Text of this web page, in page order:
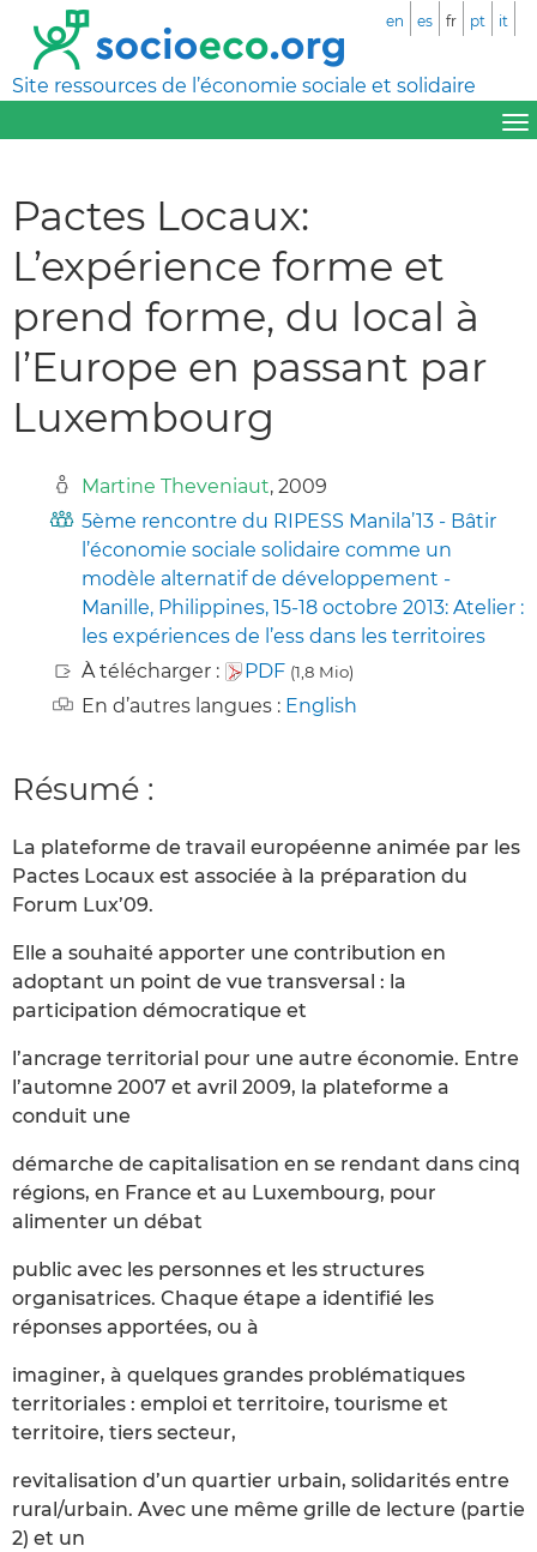
Site ressources de l’économie sociale et solidaire
en es fr pt it
Pactes Locaux:
L’expérience forme et
prend forme, du local à
l’Europe en passant par
Luxembourg
Martine Theveniaut, 2009
5ème rencontre du RIPESS Manila’13 - Bâtir
l’économie sociale solidaire comme un
modèle alternatif de développement -
Manille, Philippines, 15-18 octobre 2013: Atelier :
les expériences de l’ess dans les territoires
À télécharger :
PDF (1,8 Mio)
En d’autres langues : English
Résumé :
La plateforme de travail européenne animée par les
Pactes Locaux est associée à la préparation du
Forum Lux’09.
Elle a souhaité apporter une contribution en
adoptant un point de vue transversal : la
participation démocratique et
l’ancrage territorial pour une autre économie. Entre
l’automne 2007 et avril 2009, la plateforme a
conduit une
démarche de capitalisation en se rendant dans cinq
régions, en France et au Luxembourg, pour
alimenter un débat
public avec les personnes et les structures
organisatrices. Chaque étape a identifié les
réponses apportées, ou à
imaginer, à quelques grandes problématiques
territoriales : emploi et territoire, tourisme et
territoire, tiers secteur,
revitalisation d’un quartier urbain, solidarités entre
rural/urbain. Avec une même grille de lecture (partie
2) et un